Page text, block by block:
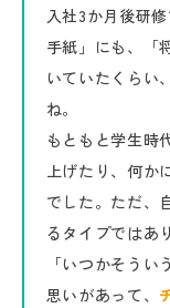
入社3か月後研
手紙」にも、「
いていたくらい
ね。
もともと学生時
上げたり、何か
でした。ただ、
るタイプではあ
「いつかそう
思いがあって、